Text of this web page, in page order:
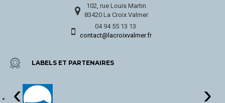
102, rue Louis Martin
83420 La Croix Valmer
04 94 55 13 13
contact@lacroixvalmer.fr
LABELS ET PARTENAIRES
‹ ›